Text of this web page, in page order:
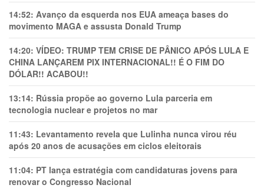
14:52: Avanço da esquerda nos EUA ameaça bases do
movimento MAGA e assusta Donald Trump
14:20: VÍDEO: TRUMP TEM CRlSE DE PÂNlCO APÓS LULA E
CHINA LANÇAREM PIX INTERNACIONAL!! É O FIM DO
DÓLAR!! ACABOU!!
13:14: Rússia propõe ao governo Lula parceria em
tecnologia nuclear e projetos no mar
11:43: Levantamento revela que Lulinha nunca virou réu
após 20 anos de acusações em ciclos eleitorais
11:04: PT lança estratégia com candidaturas jovens para
renovar o Congresso Nacional